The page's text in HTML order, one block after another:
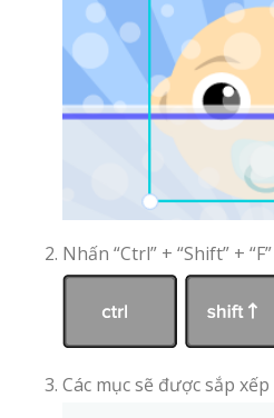
Nhấn “Ctrl” + “Shift” +
Các mục sẽ được sắp